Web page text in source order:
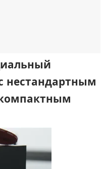
нестандартным